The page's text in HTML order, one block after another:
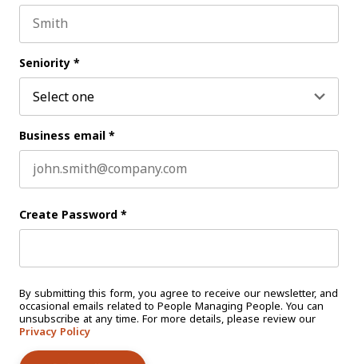
Seniority *
Business email *
Create Password *
By submitting this form, you agree to receive our newsletter, and
occasional emails related to People Managing People. You can
unsubscribe at any time. For more details, please review our
Privacy Policy